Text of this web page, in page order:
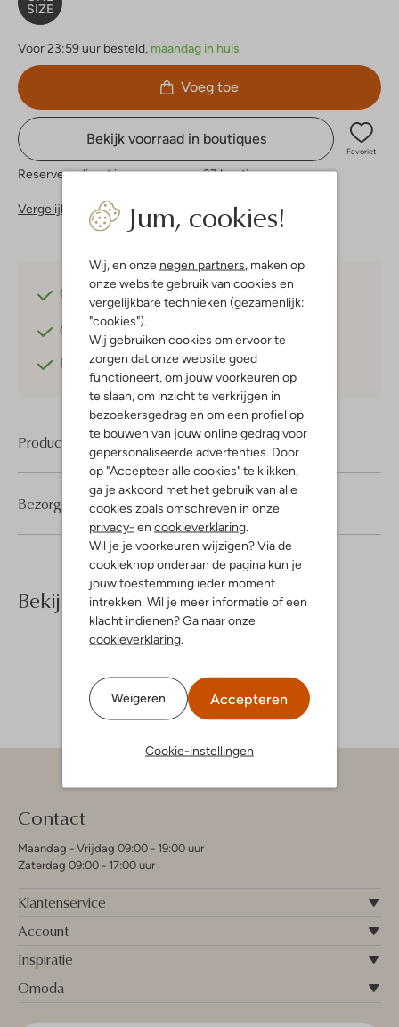
Jum, cookies!
Wij, en onze negen partners , maken op
onze website gebruik van cookies en
vergelijkbare technieken (gezamenlijk:
"cookies").
Wij gebruiken cookies om ervoor te
zorgen dat onze website goed
functioneert, om jouw voorkeuren op
te slaan, om inzicht te verkrijgen in
bezoekersgedrag en om een profiel op
te bouwen van jouw online gedrag voor
gepersonaliseerde advertenties. Door
op "Accepteer alle cookies" te klikken,
ga je akkoord met het gebruik van alle
cookies zoals omschreven in onze
privacy- en cookieverklaring
Wil je je voorkeuren wijzigen? Via de
cookieknop onderaan de pagina kun je
jouw toestemming ieder moment
intrekken. Wil je meer informatie of een
klacht indienen? Ga naar onze
cookieverklaring
Weigeren Accepteren
Cookie-instellingen
SIZE
Voor 23:59 uur besteld, maandag in huis
Voeg toe
Bekijk voorraad in boutiques
Favoriet
Reserveer direct in een van onze 37 boutiques
Vergelijkbare items
Gratis verzending vanaf €75,-
Gratis retourneren
Betaal achterafmet Klarna
Product informatie
Bezorgen & retourneren
Bekijk meer
Contact
Maandag - Vrijdag 09:00 - 19:00 uur
Zaterdag 09:00 - 17:00 uur
Klantenservice
Account
Inspiratie
Omoda